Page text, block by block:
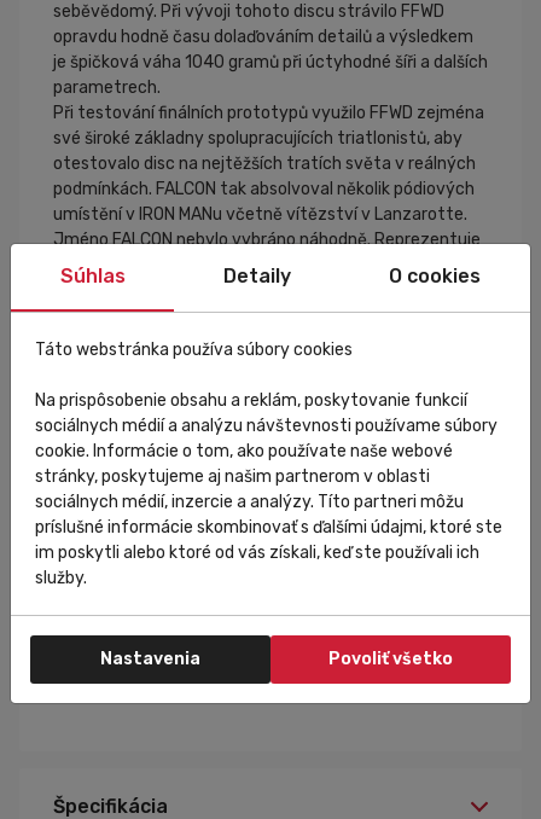
seběvědomý. Při vývoji tohoto discu strávilo FFWD
opravdu hodně času dolaďováním detailů a výsledkem
je špičková váha 1040 gramů při úctyhodné šíři a dalších
parametrech.
Při testování finálních prototypů využilo FFWD zejména
své široké základny spolupracujících triatlonistů, aby
otestovalo disc na nejtěžších tratích světa v reálných
podmínkách. FALCON tak absolvoval několik pódiových
umístění v IRON MANu včetně vítězství v Lanzarotte.
Jméno FALCON nebylo vybráno náhodně. Reprezentuje
nejvyšší formu rychlosti a závodního ducha. Část
motta "Go Fast" bude vždy spojena s pojmem FFWD
FALCON.
systémem.
Určeno pro kotoučové brzdy s rozhraním CenterLock.
Rozměr pevné osy 12x142 mm.
Náboje FFWD s ratchet systémem a low friction
ložisky.
Šíře ráfku 28 mm vnější a 21 mm vnitřní.
Doporučené obutí 23-30 mm při maximálním tlaku
8,3 baru.
Hmotnost 1040 gramů.
Hmotností limit pro jezdce 120 kg.
Součástí balení je disk, bezdušová páska, bezdušový
ventilek, 90° adaptér pro nafouknutí a obal.
Špecifikácia
Súhlas Detaily O cookies
Táto webstránka používa súbory cookies
Na prispôsobenie obsahu a reklám, poskytovanie funkcií
sociálnych médií a analýzu návštevnosti používame súbory
cookie. Informácie o tom, ako používate naše webové
stránky, poskytujeme aj našim partnerom v oblasti
sociálnych médií, inzercie a analýzy. Títo partneri môžu
príslušné informácie skombinovať s ďalšími údajmi, ktoré ste
im poskytli alebo ktoré od vás získali, keď ste používali ich
služby.
Nastavenia Povoliť všetko